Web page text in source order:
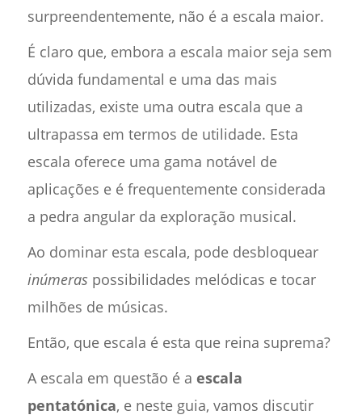
surpreendentemente, não é a escala maior.
É claro que, embora a escala maior seja sem
dúvida fundamental e uma das mais
utilizadas, existe uma outra escala que a
ultrapassa em termos de utilidade. Esta
escala oferece uma gama notável de
aplicações e é frequentemente considerada
a pedra angular da exploração musical.
Ao dominar esta escala, pode desbloquear
inúmeras possibilidades melódicas e tocar
milhões de músicas.
Então, que escala é esta que reina suprema?
A escala em questão é a escala
pentatónica, e neste guia, vamos discutir